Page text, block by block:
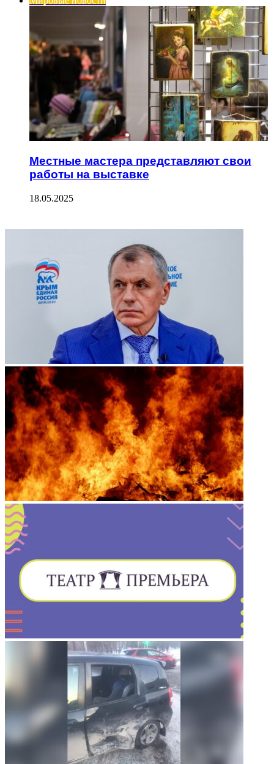
Местные мастера представляют свои
работы на выставке
18.05.2025